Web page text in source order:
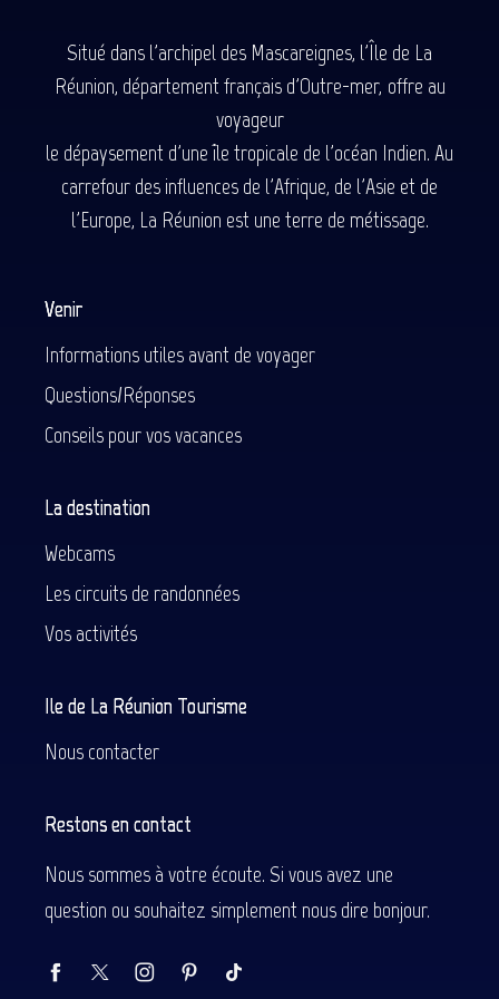
Situé dans l'archipel des Mascareignes, l'Île de La
Réunion, département français d'Outre-mer, offre au
voyageur
le dépaysement d'une île tropicale de l'océan Indien. Au
carrefour des influences de l'Afrique, de l'Asie et de
l'Europe, La Réunion est une terre de métissage.
Venir
Informations utiles avant de voyager
Questions/Réponses
Conseils pour vos vacances
La destination
Webcams
Les circuits de randonnées
Vos activités
Ile de La Réunion Tourisme
Nous contacter
Restons en contact
Nous sommes à votre écoute. Si vous avez une
question ou souhaitez simplement nous dire bonjour.